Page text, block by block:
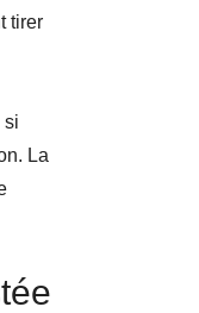
tirer
si
La